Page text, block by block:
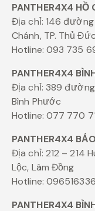
PANTHER4X4 HỒ
Địa chỉ: 146 đường
Chánh, TP. Thủ Đức
Hotline: 093 735
PANTHER4X4
Địa chỉ: 389 đường
Bình Phước
Hotline: 077 770
PANTHER4X4
Địa chỉ: 212 – 214
Lộc, Lâm Đồng
Hotline:
PANTHER4X4